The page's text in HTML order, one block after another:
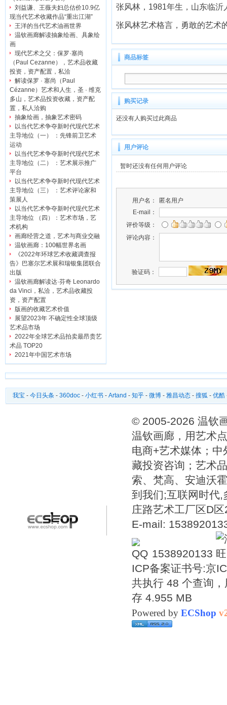
刘益谦、王薇夫妇总估价10.9亿
现当代艺术收藏作品“重出江湖”
王洋的当代艺术油画世界
温钦画廊解读抽象绘画、具象绘
画
现代艺术之父：保罗·塞尚
（Paul Cezanne），艺术品收藏
投资，资产配置，私洽
解读保罗 · 塞尚（Paul
Cézanne）艺术和人生，圣 · 维克
多山，艺术品投资收藏，资产配
置，私人洽购
抽象绘画，抽象艺术密码
以当代艺术争夺新时代现代艺术
主导地位（一） ：先锋前卫艺术
运动
以当代艺术争夺新时代现代艺术
主导地位（二） ：艺术展示推广
平台
以当代艺术争夺新时代现代艺术
主导地位（三） ：艺术评论家和
策展人
以当代艺术争夺新时代现代艺术
主导地位 （四）：艺术市场，艺
术机构
画廊经营之道，艺术与商业交融
温钦画廊：100幅世界名画
《2022年环球艺术收藏调查报
告》巴塞尔艺术展和瑞银集团联合
出版
温钦画廊解读达·芬奇 Leonardo
da Vinci，私洽，艺术品收藏投
资，资产配置
版画的收藏艺术价值
展望2023年 不确定性全球顶级
艺术品市场
2022年全球艺术品拍卖最昂贵艺
术品 TOP20
2021年中国艺术市场
张风林，1981年生，山东临沂
张风林艺术格言，勇敢的艺术
商品标签
购买记录
还没有人购买过此商品
用户评论
暂时还没有任何用户评论
用户名：
匿名用户
E-mail：
评价等级：
评论内容：
验证码：
我宝 - 今日头条 - 360doc - 小红书 - Artand - 知乎 - 微博 - 雅昌动态 - 搜狐 - 优酷
© 2005-2026 温钦
温钦画廊，用艺术
电商+艺术媒体；
藏投资咨询；艺术
索、梵高、安迪沃
到我们;互联网时代,
庄路艺术工厂区D
E-mail:
1538920133
ICP备案证书号:京
共执行 48 个查询
存 4.955 MB
Powered by ECShop